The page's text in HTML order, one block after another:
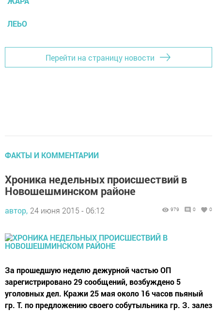
ЛЕЬО
Перейти на страницу новости
ФАКТЫ И КОММЕНТАРИИ
Хроника недельных происшествий в
Новошешминском районе
автор, 24 июня 2015 - 06:12 979 0 0
За прошедшую неделю дежурной частью ОП
зарегистрировано 29 сообщений, возбуждено 5
уголовных дел. Кражи 25 мая около 16 часов пьяный
гр. Т. по предложению своего собутыльника гр. З. залез